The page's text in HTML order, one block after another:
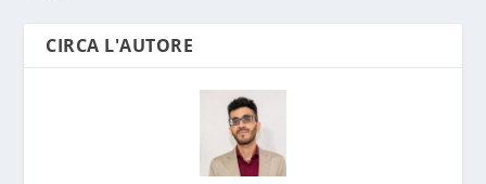
CIRCA L'AUTORE